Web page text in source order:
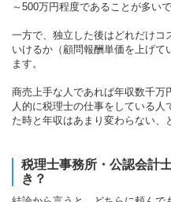
～500万円程度であることが多いで
一方で、独立した後はどれだけコ
いけるか（顧問報酬単価を上げて
ます。
商売上手な人であれば年収数千万
人的に税理士の仕事をしている
た時と年収はあまり変わらない、
税理士事務所・公認会計
き？